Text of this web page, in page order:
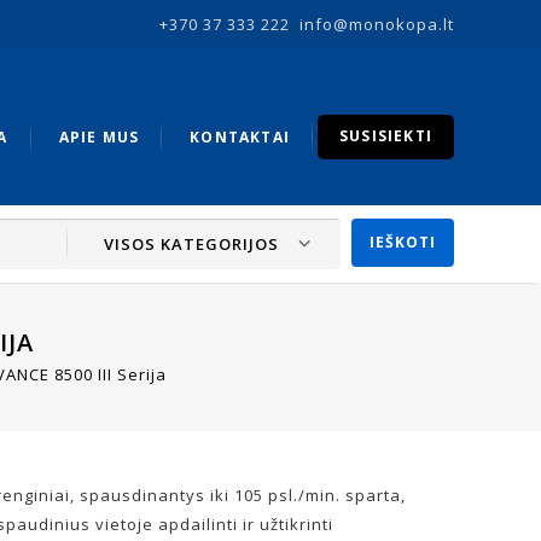
+370 37 333 222 info@monokopa.lt
APIE MUS KONTAKTAI SUSISIEKTI
VISOS KATEGORIJOS
8500 III Serija
spausdinantys iki 105 psl./min. sparta,
vietoje apdailinti ir užtikrinti